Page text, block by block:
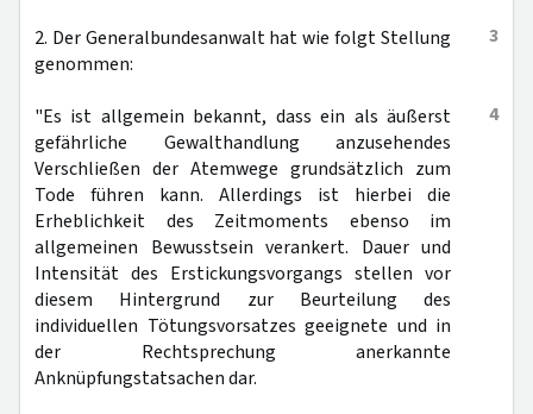
3
2. Der Generalbundesanwalt hat wie folgt Stellung
genommen:
4
"Es ist allgemein bekannt, dass ein als äußerst
gefährliche Gewalthandlung anzusehendes
Verschließen der Atemwege grundsätzlich zum
Tode führen kann. Allerdings ist hierbei die
Erheblichkeit des Zeitmoments ebenso im
allgemeinen Bewusstsein verankert. Dauer und
Intensität des Erstickungsvorgangs stellen vor
diesem Hintergrund zur Beurteilung des
individuellen Tötungsvorsatzes geeignete und in
der Rechtsprechung anerkannte
Anknüpfungstatsachen dar.